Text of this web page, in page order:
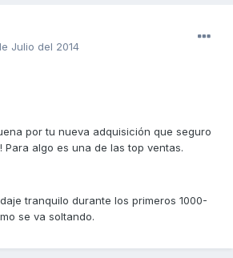
Julio del 2014
por tu nueva adquisición que seguro
Para algo es una de las top ventas.
tranquilo durante los primeros 1000-
se va soltando.